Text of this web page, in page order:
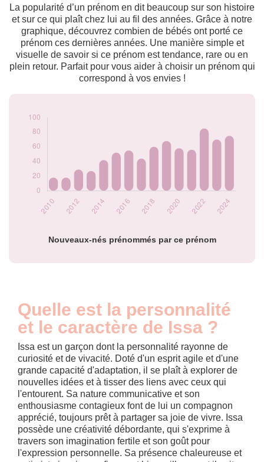
La popularité d’un prénom en dit beaucoup sur son histoire
et sur ce qui plaît chez lui au fil des années. Grâce à notre
graphique, découvrez combien de bébés ont porté ce
prénom ces dernières années. Une manière simple et
visuelle de savoir si ce prénom est tendance, rare ou en
plein retour. Parfait pour vous aider à choisir un prénom qui
correspond à vos envies !
Nouveaux-nés prénommés par ce prénom
Popularité du
2010
18
2011
18
2012
29
2013
27
2014
42
2015
52
2019
75
Quelle est la personnalité
et le caractère de Issa ?
Issa est un garçon dont la personnalité rayonne de
curiosité et de vivacité. Doté d'un esprit agile et d'une
grande capacité d'adaptation, il se plaît à explorer de
nouvelles idées et à tisser des liens avec ceux qui
l'entourent. Sa nature communicative et son
enthousiasme contagieux font de lui un compagnon
apprécié, toujours prêt à partager sa joie de vivre. Issa
possède une créativité débordante, qui s'exprime à
travers son imagination fertile et son goût pour
l'expression personnelle. Sa présence chaleureuse et